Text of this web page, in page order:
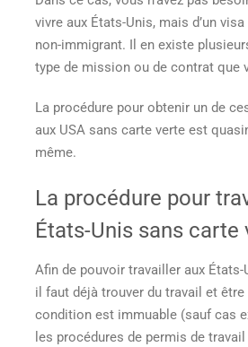
vivre aux États-Unis, mais d’un
non-immigrant. Il en existe
type de mission ou de contrat que
La procédure pour obtenir un de
aux USA sans carte verte est
même.
La procédure pour
États-Unis sans carte
Afin de pouvoir travailler aux
il faut déjà trouver du travail et
condition est immuable (sauf cas
les procédures de permis de